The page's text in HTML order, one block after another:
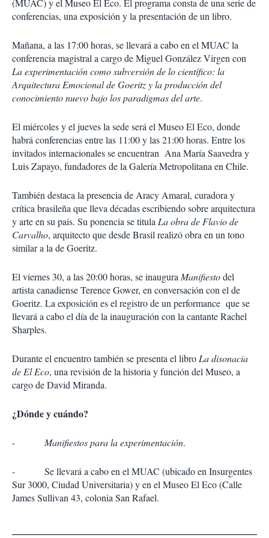
(MUAC) y el Museo El Eco. El programa consta de una serie de
conferencias, una exposición y la presentación de un libro.
Mañana, a las 17:00 horas, se llevará a cabo en el MUAC la
conferencia magistral a cargo de Miguel González Virgen con
La experimentación como subversión de lo científico: la
Arquitectura Emocional de Goeritz y la producción del
conocimiento nuevo bajo los paradigmas del arte.
El miércoles y el jueves la sede será el Museo El Eco, donde
habrá conferencias entre las 11:00 y las 21:00 horas. Entre los
invitados internacionales se encuentran Ana María Saavedra y
Luis Zapayo, fundadores de la Galería Metropolitana en Chile.
También destaca la presencia de Aracy Amaral, curadora y
crítica brasileña que lleva décadas escribiendo sobre arquitectura
y arte en su país. Su ponencia se titulaLa obra de Flavio de
Carvalho, arquitecto que desde Brasil realizó obra en un tono
similar a la de Goeritz.
El viernes 30, a las 20:00 horas, se inauguraManifiestodel
artista canadiense Terence Gower, en conversación con el de
Goeritz. La exposición es el registro de un performance que se
llevará a cabo el día de la inauguración con la cantante Rachel
Sharples.
Durante el encuentro también se presenta el libroLa disonacia
de El Eco, una revisión de la historia y función del Museo, a
cargo de David Miranda.
¿Dónde y cuándo?
- Manifiestos para la experimentación.
- Se llevará a cabo en el MUAC (ubicado en Insurgentes
Sur 3000, Ciudad Universitaria) y en el Museo El Eco (Calle
James Sullivan 43, colonia San Rafael.